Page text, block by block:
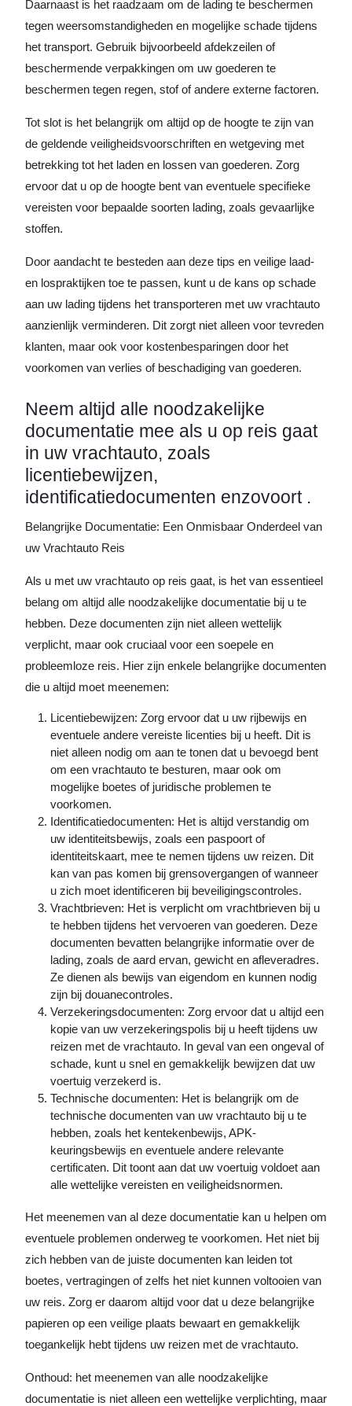
Daarnaast is het raadzaam om de lading te beschermen
tegen weersomstandigheden en mogelijke schade tijdens
het transport. Gebruik bijvoorbeeld afdekzeilen of
beschermende verpakkingen om uw goederen te
beschermen tegen regen, stof of andere externe factoren.
Tot slot is het belangrijk om altijd op de hoogte te zijn van
de geldende veiligheidsvoorschriften en wetgeving met
betrekking tot het laden en lossen van goederen. Zorg
ervoor dat u op de hoogte bent van eventuele specifieke
vereisten voor bepaalde soorten lading, zoals gevaarlijke
stoffen.
Door aandacht te besteden aan deze tips en veilige laad-
en lospraktijken toe te passen, kunt u de kans op schade
aan uw lading tijdens het transporteren met uw vrachtauto
aanzienlijk verminderen. Dit zorgt niet alleen voor tevreden
klanten, maar ook voor kostenbesparingen door het
voorkomen van verlies of beschadiging van goederen.
Neem altijd alle noodzakelijke
documentatie mee als u op reis gaat
in uw vrachtauto, zoals
licentiebewijzen,
identificatiedocumenten enzovoort .
Belangrijke Documentatie: Een Onmisbaar Onderdeel van
uw Vrachtauto Reis
Als u met uw vrachtauto op reis gaat, is het van essentieel
belang om altijd alle noodzakelijke documentatie bij u te
hebben. Deze documenten zijn niet alleen wettelijk
verplicht, maar ook cruciaal voor een soepele en
probleemloze reis. Hier zijn enkele belangrijke documenten
die u altijd moet meenemen:
Licentiebewijzen: Zorg ervoor dat u uw rijbewijs en
eventuele andere vereiste licenties bij u heeft. Dit is
niet alleen nodig om aan te tonen dat u bevoegd bent
om een vrachtauto te besturen, maar ook om
mogelijke boetes of juridische problemen te
voorkomen.
Identificatiedocumenten: Het is altijd verstandig om
uw identiteitsbewijs, zoals een paspoort of
identiteitskaart, mee te nemen tijdens uw reizen. Dit
kan van pas komen bij grensovergangen of wanneer
u zich moet identificeren bij beveiligingscontroles.
Vrachtbrieven: Het is verplicht om vrachtbrieven bij u
te hebben tijdens het vervoeren van goederen. Deze
documenten bevatten belangrijke informatie over de
lading, zoals de aard ervan, gewicht en afleveradres.
Ze dienen als bewijs van eigendom en kunnen nodig
zijn bij douanecontroles.
Verzekeringsdocumenten: Zorg ervoor dat u altijd een
kopie van uw verzekeringspolis bij u heeft tijdens uw
reizen met de vrachtauto. In geval van een ongeval of
schade, kunt u snel en gemakkelijk bewijzen dat uw
voertuig verzekerd is.
Technische documenten: Het is belangrijk om de
technische documenten van uw vrachtauto bij u te
hebben, zoals het kentekenbewijs, APK-
keuringsbewijs en eventuele andere relevante
certificaten. Dit toont aan dat uw voertuig voldoet aan
alle wettelijke vereisten en veiligheidsnormen.
Het meenemen van al deze documentatie kan u helpen om
eventuele problemen onderweg te voorkomen. Het niet bij
zich hebben van de juiste documenten kan leiden tot
boetes, vertragingen of zelfs het niet kunnen voltooien van
uw reis. Zorg er daarom altijd voor dat u deze belangrijke
papieren op een veilige plaats bewaart en gemakkelijk
toegankelijk hebt tijdens uw reizen met de vrachtauto.
Onthoud: het meenemen van alle noodzakelijke
documentatie is niet alleen een wettelijke verplichting, maar